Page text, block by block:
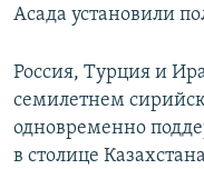
Асада установили
Россия, Турция и
семилетнем
одновременно
в столице